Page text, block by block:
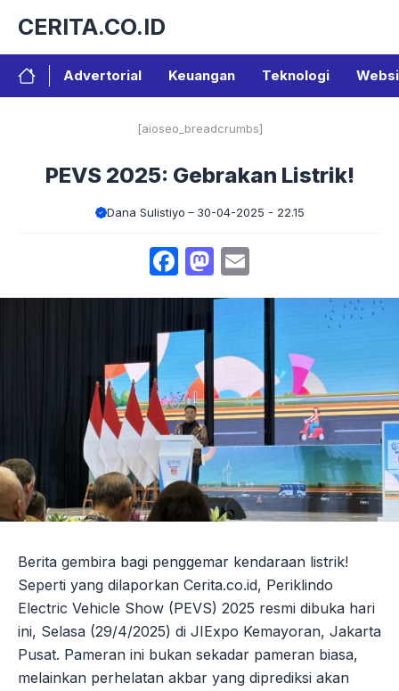
isi
CERITA.CO.ID
Advertorial Keuangan Teknologi
[aioseo_breadcrumbs]
PEVS 2025: Gebrakan Listrik!
Dana Sulistiyo 30-04-2025 - 22.15
Facebook
Mastodon
Berita gembira bagi penggemar kendaraan listrik!
Seperti yang dilaporkan Cerita.co.id, Periklindo
Electric Vehicle Show (PEVS) 2025 resmi dibuka hari
ini, Selasa (29/4/2025) di JIExpo Kemayoran, Jakarta
Pusat. Pameran ini bukan sekadar pameran biasa,
melainkan perhelatan akbar yang diprediksi akan